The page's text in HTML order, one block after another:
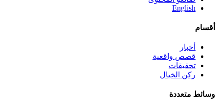
English
أقسام
أخبار
قصص واقعية
تحقيقات
ركن الخيال
وسائط متعددة